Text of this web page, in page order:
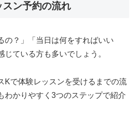
ン予約の流れ
の？」「当日は何をすればいい
ている方も多いでしょう。
Kで体験レッスンを受けるまでの流
わかりやすく3つのステップで紹介